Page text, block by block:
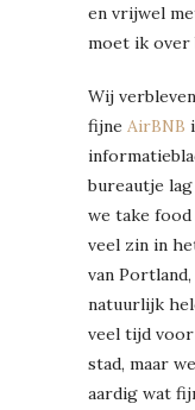
en vrijwel
moet ik over
Wij
fijne AirBNB
bureautje
we take food
veel zin in
van
natuurlijk
veel tijd
stad, maar
aardig wat